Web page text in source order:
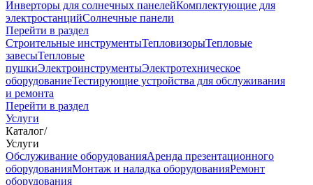
Инверторы для солнечных панелейКомплектующие для
электростанцийСолнечные панели
Перейти в раздел
Строительные инструментыТепловизорыТепловые
завесыТепловые
пушкиЭлектроинструментыЭлектротехническое
оборудованиеТестирующие устройства для обслуживания
и ремонта
Перейти в раздел
Услуги
Каталог/
Услуги
Oбслуживание оборудованияАренда презентационного
оборудованияМонтаж и наладка оборудованияРемонт
оборудования